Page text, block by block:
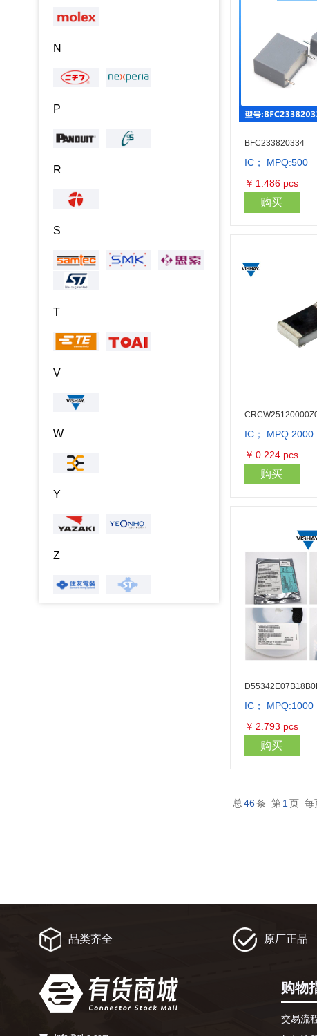
N
P
R
S
T
V
W
Y
Z
BFC233820334
IC； MPQ:500
￥ 1.486 pcs
购买
IC； MPQ:2000
￥ 0.224 pcs
购买
IC； MPQ:1000
￥ 2.793 pcs
购买
总 46条 第1 页 每
品类齐全 原厂正品
购物
交易流